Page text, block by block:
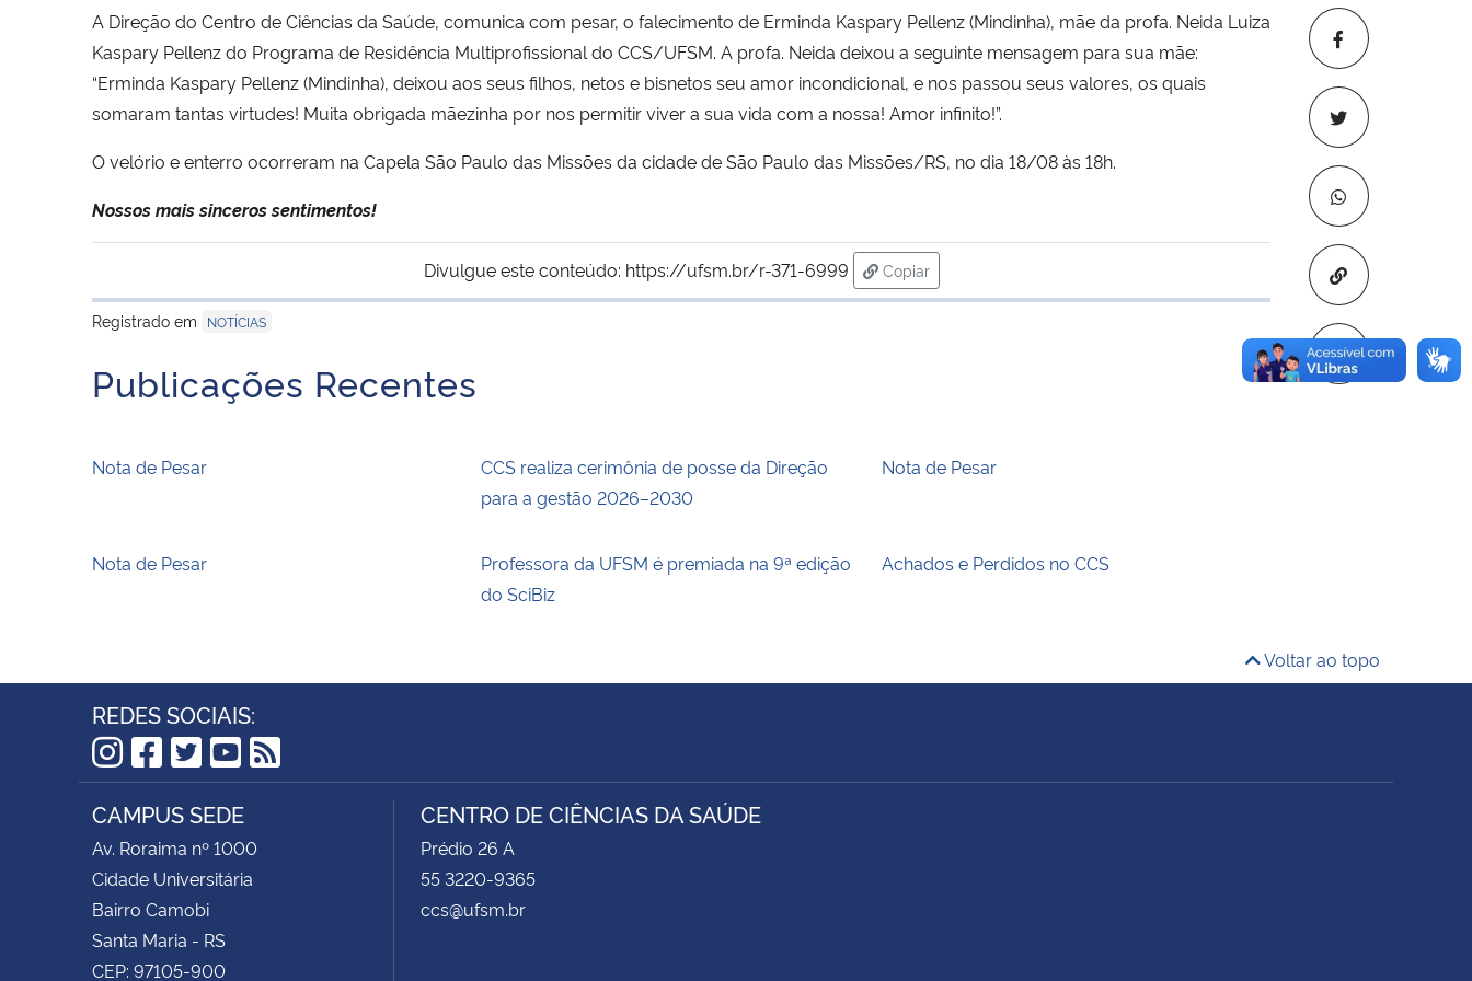
Copiar para
A Direção do Centro de Ciências da Saúde, comunica com pesar, o falecimento de Erminda Kaspary Pellenz (Mindinha), mãe da profa. Neida Luiza
Kaspary Pellenz do Programa de Residência Multiprofissional do CCS/UFSM. A profa. Neida deixou a seguinte mensagem para sua mãe:
“Erminda Kaspary Pellenz (Mindinha), deixou aos seus filhos, netos e bisnetos seu amor incondicional, e nos passou seus valores, os quais
somaram tantas virtudes! Muita obrigada mãezinha por nos permitir viver a sua vida com a nossa! Amor infinito!”.
O velório e enterro ocorreram na Capela São Paulo das Missões da cidade de São Paulo das Missões/RS, no dia 18/08 às 18h.
Nossos mais sinceros sentimentos!
Divulgue este conteúdo: https://ufsm.br/r-371-6999
Copiar
para área de transferência
Registrado em
NOTÍCIAS
Publicações Recentes
Nota de Pesar
CCS realiza cerimônia de posse da Direção
para a gestão 2026–2030
Nota de Pesar
Nota de Pesar
Professora da UFSM é premiada na 9ª edição
do SciBiz
Achados e Perdidos no CCS
Voltar ao topo
REDES SOCIAIS:
Instagram
Facebook
Twitter
YouTube
RSS
CAMPUS SEDE
Av. Roraima nº 1000
Cidade Universitária
Bairro Camobi
Santa Maria - RS
CEP: 97105-900
CENTRO DE CIÊNCIAS DA SAÚDE
Prédio 26 A
55 3220-9365
ccs@ufsm.br